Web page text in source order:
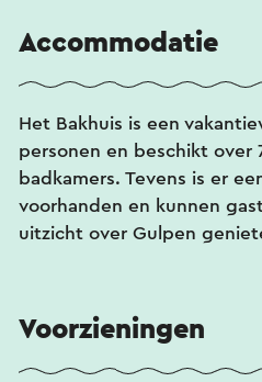
Accommodatie
Het Bakhuis is een
personen en beschikt over
badkamers. Tevens is er
voorhanden en kunnen
uitzicht over Gulpen
Voorzieningen